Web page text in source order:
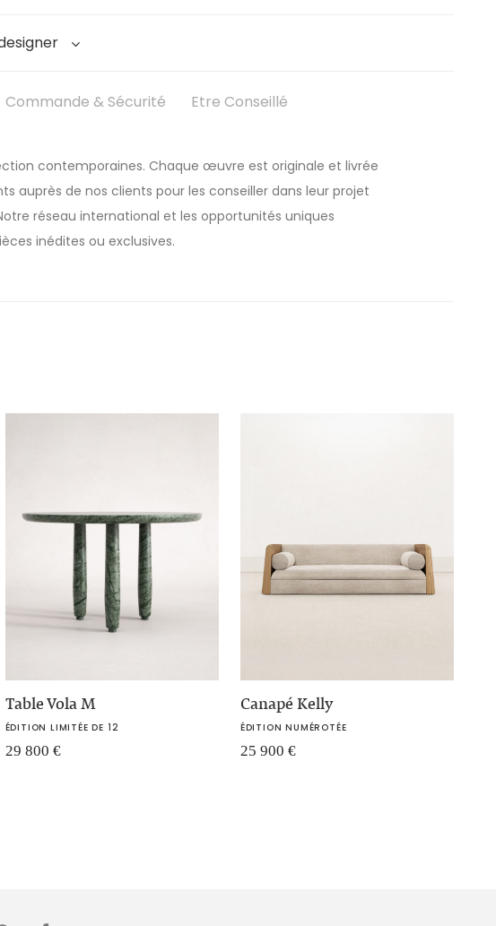
Commande & Sécurité Etre Conseillé
contemporaines. Chaque œuvre est originale et livrée
auprès de nos clients pour les conseiller dans leur projet
réseau international et les opportunités uniques
inédites ou exclusives.
Table Vola M
ÉDITION LIMITÉE DE 12
29 800 €
Canapé Kelly
ÉDITION NUMÉROTÉE
25 900 €